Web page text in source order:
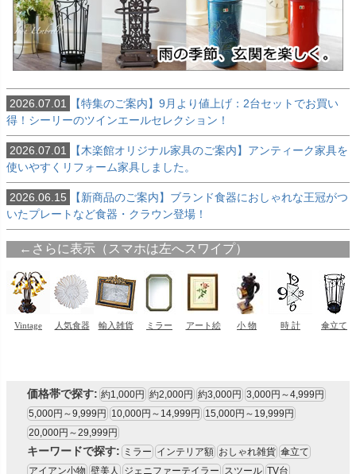
2026.07.01
【特集のご案内】9月より値上げ：2台セットでお買い
得！シーリーのツインエールセレクション！
2026.07.01
【木楽館オリジナル家具のご案内】アンティーク家具を
使いやすくリフォーム家具しました。
2026.06.15
【新商品のご案内】ブランド食器におしゃれな王冠がつ
いたプレートなど食器・クラウン登場！
価格帯で探す: 約1,000円 約2,000円 約3,000円 3,000円～4,999円
5,000円～9,999円
10,000円～14,999円
15,000円～19,999円
20,000円～29,999円
キーワードで探す: ミラー インテリア額 おしゃれ雑貨 傘立て
アイアン小物 壁美人 ジェニファーテイラー スツール TV台